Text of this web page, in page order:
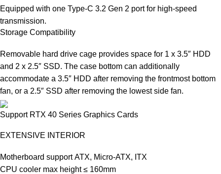
Equipped with one Type-C 3.2 Gen 2 port for high-speed
transmission.
Storage Compatibility
Removable hard drive cage provides space for 1 x 3.5″ HDD
and 2 x 2.5″ SSD. The case bottom can additionally
accommodate a 3.5″ HDD after removing the frontmost bottom
fan, or a 2.5″ SSD after removing the lowest side fan.
Support RTX 40 Series Graphics Cards
EXTENSIVE INTERIOR
Motherboard support ATX, Micro-ATX, ITX
CPU cooler max height ≤ 160mm